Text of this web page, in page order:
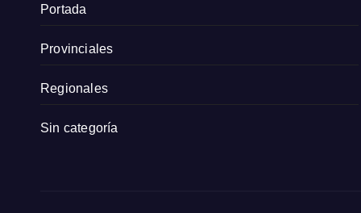
Portada
Provinciales
Regionales
Sin categoría